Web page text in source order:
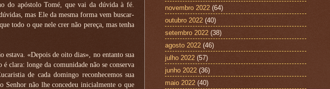
do apóstolo Tomé, que vai da dúvida à fé.
mas Ele da mesma forma vem buscar-
todo o que nele crer não pereça, mas tenha
estava. «Depois de oito dias», no entanto sua
clara: longe da comunidade não se conserva
de cada domingo reconhecemos sua
Senhor não lhe concedeu inicialmente o que
novembro 2022 (64)
outubro 2022 (40)
setembro 2022 (38)
agosto 2022 (46)
julho 2022 (57)
junho 2022 (36)
maio 2022 (40)